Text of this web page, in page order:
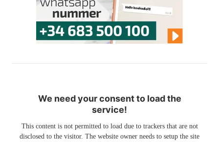
We need your consent to load the
service!
This content is not permitted to load due to trackers that are not
disclosed to the visitor. The website owner needs to setup the site